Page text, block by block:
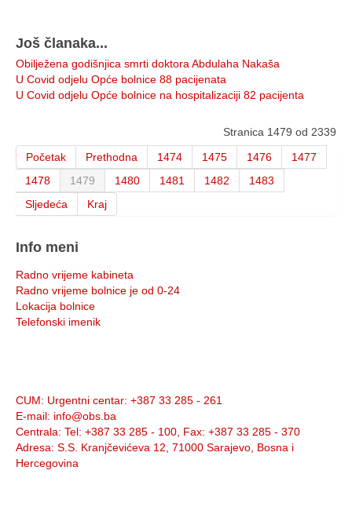
Još članaka...
Obilježena godišnjica smrti doktora Abdulaha Nakaša
U Covid odjelu Opće bolnice 88 pacijenata
U Covid odjelu Opće bolnice na hospitalizaciji 82 pacijenta
Stranica 1479 od 2339
Početak
Prethodna 1474 1475 1476
1477
1478
1479 1480 1481 1482
1483
Sljedeća
Kraj
Info meni
Radno vrijeme kabineta
Radno vrijeme bolnice je od 0-24
Lokacija bolnice
Telefonski imenik
CUM: Urgentni centar: +387 33 285 - 261
E-mail: info@obs.ba
Centrala: Tel: +387 33 285 - 100, Fax: +387 33 285 - 370
Adresa: S.S. Kranjčevićeva 12, 71000 Sarajevo, Bosna i
Hercegovina